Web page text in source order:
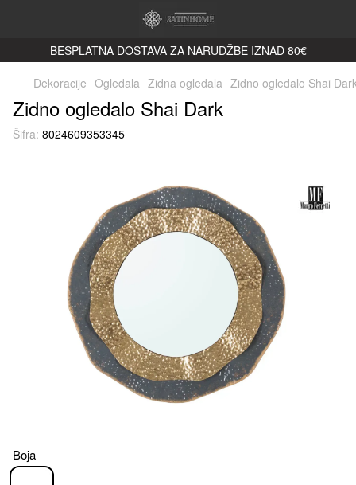
BESPLATNA DOSTAVA ZA NARUDŽBE IZNAD 80€
Dekoracije Ogledala Zidna ogledala Zidno ogledalo Shai
Zidno ogledalo Shai Dark
Šifra: 8024609353345
Boja